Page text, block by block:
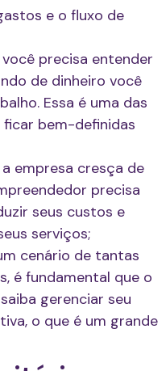
e o fluxo de
precisa entender
de dinheiro você
Essa é uma das
bem-definidas
empresa cresça de
precisa
seus custos e
serviços;
cenário de tantas
é fundamental que o
gerenciar seu
o que é um grande